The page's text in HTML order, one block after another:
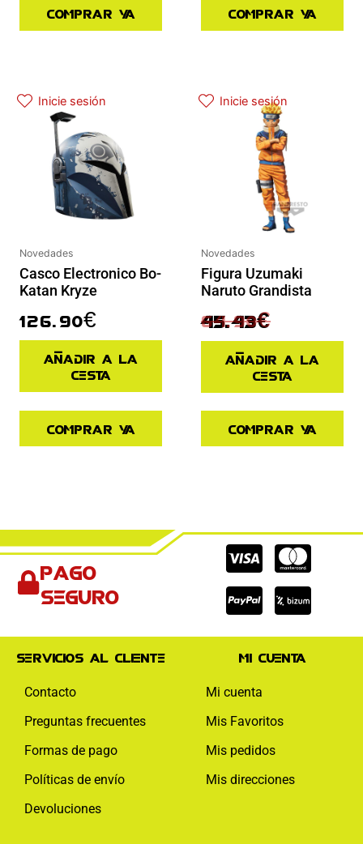
Comprar ya Comprar ya
Inicie sesión
Novedades
Casco Electronico Bo-
Katan Kryze
126.90€
Añadir a la
cesta
Comprar ya
Inicie sesión
Novedades
Figura Uzumaki
Naruto Grandista
64.90€
45.43€
Añadir a la
cesta
Comprar ya
Pago
seguro
Cc-
visa
Cc-
Cc-
paypal
Servicios al cliente
Contacto
Preguntas frecuentes
Formas de pago
Políticas de envío
Devoluciones
Mi cuenta
Mi cuenta
Mis Favoritos
Mis pedidos
Mis direcciones